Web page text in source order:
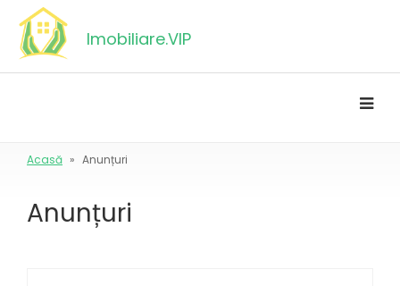
Mergi
conţinutul
Imobiliare.VIP
Acasă Anunțuri
Anunțuri